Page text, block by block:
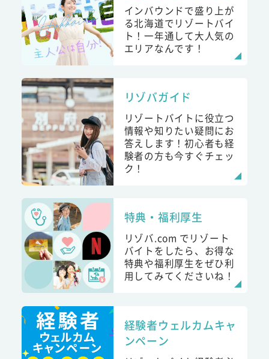
インバウンドで盛り上が
る北海道でリゾートバイ
ト！一年通して大人気の
エリアなんです！
リゾバガイド
リゾートバイトに役立つ
情報や知りたい疑問にお
答えします！初心者も経
験者の方も今すぐチェッ
ク！
特典・福利厚生
リゾバ.com でリゾート
バイトをしたら、お得な
特典や福利厚生をぜひ利
用してみてくださいね！
経験者ウェルカムキャ
ンペーン